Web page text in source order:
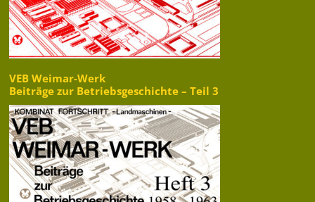
VEB Weimar-Werk
Beiträge zur Betriebsgeschichte – Teil 3